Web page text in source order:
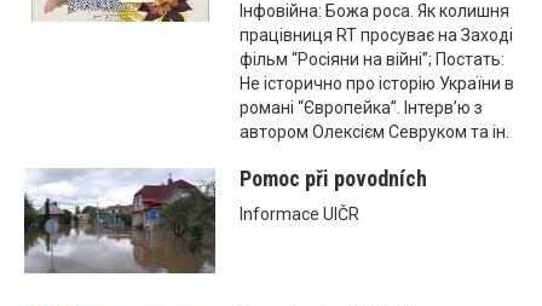
Інфовійна: Божа роса. Як колишня
працівниця RT просуває на Заході
фільм “Росіяни на війні”; Постать:
Не історично про історію України в
романі “Європейка”. Інтерв’ю з
автором Олексієм Севруком та ін.
Pomoc při povodních
Informace UIČR